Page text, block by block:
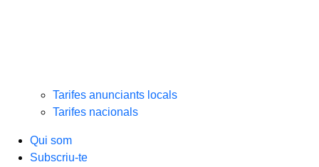
Tarifes anunciants locals
Tarifes nacionals
Qui som
Subscriu-te